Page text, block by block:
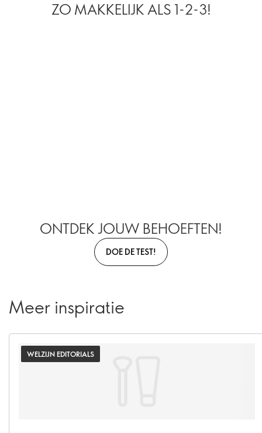
ZO MAKKELIJK ALS 1-2-3!
ONTDEK JOUW BEHOEFTEN!
DOE DE TEST!
Meer inspiratie
WELZIJN EDITORIALS